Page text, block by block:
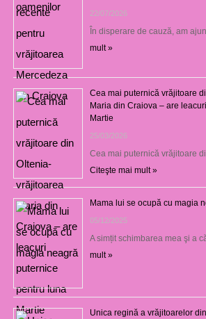
22/07/2026
În disperare de cauză, am
mult »
Cea mai puternică vrăjitoare
Maria din Craiova – are
Martie
25/03/2026
Cea mai puternică vrăjitoare
Citeşte mai mult »
Mama lui se ocupă cu magia
05/12/2025
A simțit schimbarea mea şi a
mult »
Unica regină a vrăjitoarelor